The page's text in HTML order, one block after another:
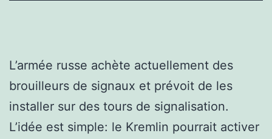
L’armée russe achète actuellement des
brouilleurs de signaux et prévoit de les
installer sur des tours de signalisation.
L’idée est simple: le Kremlin pourrait activer